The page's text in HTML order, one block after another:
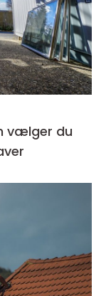
vælger du